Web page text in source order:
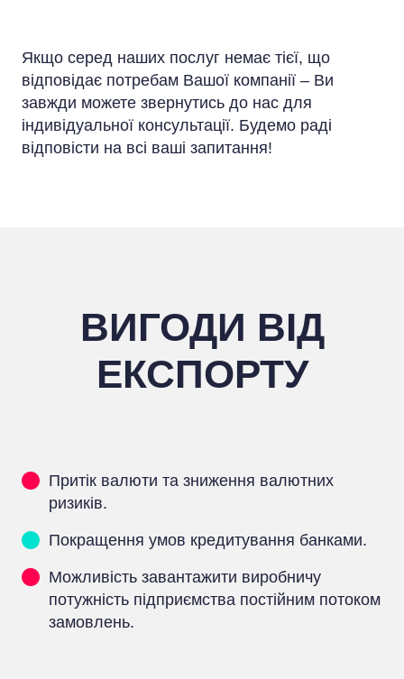
Якщо серед наших послуг немає тієї, що
відповідає потребам Вашої компанії – Ви
завжди можете звернутись до нас для
індивідуальної консультації. Будемо раді
відповісти на всі ваші запитання!
ВИГОДИ ВІД
ЕКСПОРТУ
Притік валюти та зниження валютних
ризиків.
Покращення умов кредитування банками.
Можливість завантажити виробничу
потужність підприємства постійним потоком
замовлень.